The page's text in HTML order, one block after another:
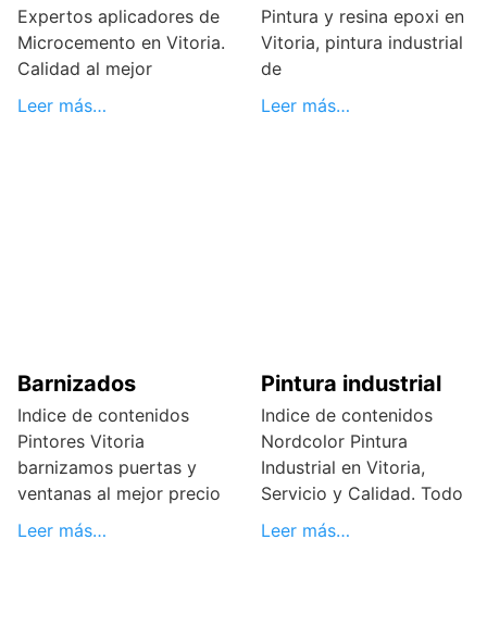
Expertos aplicadores de
Microcemento en Vitoria.
Calidad al mejor
Leer más…
Pintura y resina epoxi en
Vitoria, pintura industrial
de
Leer más…
Barnizados
Indice de contenidos
Pintores Vitoria
barnizamos puertas y
ventanas al mejor precio
Leer más…
Pintura industrial
Indice de contenidos
Nordcolor Pintura
Industrial en Vitoria,
Servicio y Calidad. Todo
Leer más…